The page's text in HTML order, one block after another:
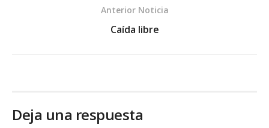
Anterior Noticia
Caída libre
Deja una respuesta